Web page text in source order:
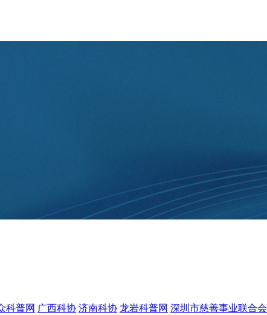
科普网 广西科协 济南科协 龙岩科普网 深圳市慈善事业联合会